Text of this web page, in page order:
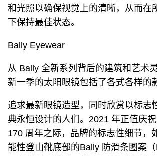
和光照以确保视觉上的清晰，从而在
下保持最佳状态。
Bally Eyewear
从 Bally 全新系列背后的建筑和艺术
新一季的太阳眼镜包括了各式各样的
追求最新眼镜造型，同时欣赏以标志
典永恒设计的人们。2021 年正值庆
170 周年之际，品牌的标志性细节，
能性登山靴底部的Bally 防滑条图案（